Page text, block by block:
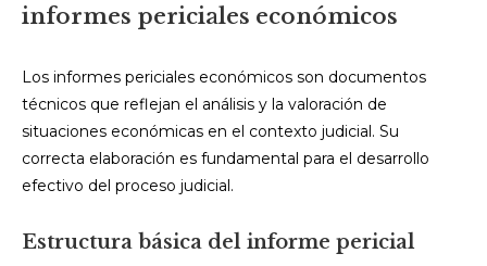
informes periciales económicos
Los informes periciales económicos son documentos
técnicos que reflejan el análisis y la valoración de
situaciones económicas en el contexto judicial. Su
correcta elaboración es fundamental para el desarrollo
efectivo del proceso judicial.
Estructura básica del informe pericial